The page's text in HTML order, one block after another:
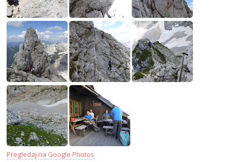
Pregledaj na Google Photos